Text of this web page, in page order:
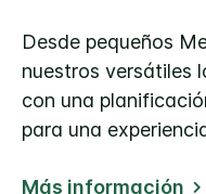
Desde pequeños
nuestros versátiles
con una
para una
Más información